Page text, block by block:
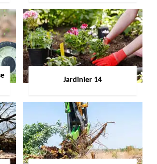
Jardinier 14